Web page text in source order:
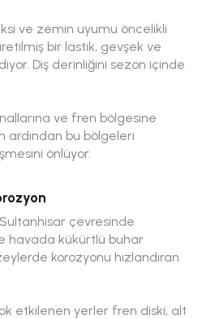
ve zemin uyumu öncelikli
bir lastik, gevşek ve
Diş derinliğini sezon içinde
ve fren bölgesine
ardından bu bölgeleri
önlüyor.
çevresinde
havada kükürtlü buhar
korozyonu hızlandıran
etkilenen yerler fren diski, alt